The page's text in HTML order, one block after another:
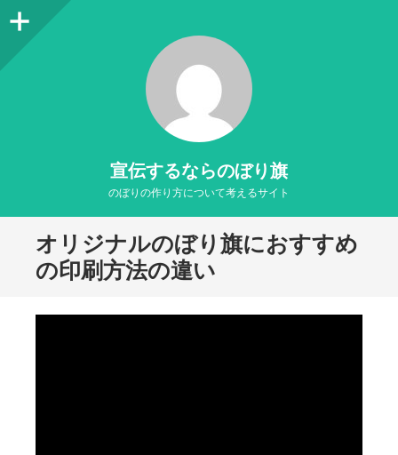
宣伝するならのぼり旗
のぼりの作り方について考えるサイト
オリジナルのぼり旗におすすめ
の印刷方法の違い